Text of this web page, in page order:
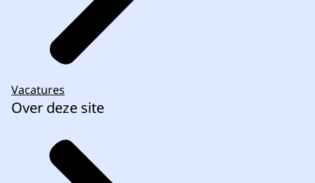
Vacatures
Over deze site